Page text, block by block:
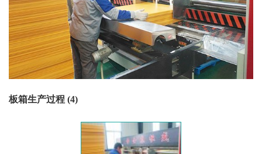
板箱生产过程 (4)